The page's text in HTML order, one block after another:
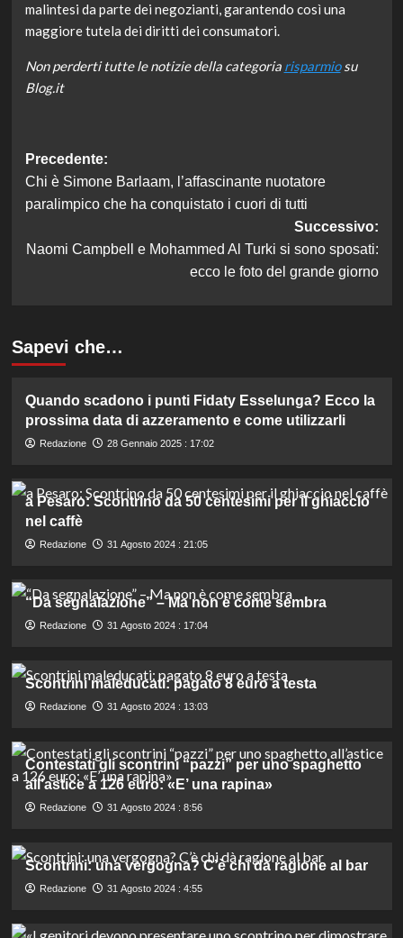
malintesi da parte dei negozianti, garantendo così una
maggiore tutela dei diritti dei consumatori.
Non perderti tutte le notizie della categoria risparmiosu
Blog.it
Navigazione
articolo
Precedente:
Chi è Simone Barlaam, l’affascinante nuotatore
paralimpico che ha conquistato i cuori di tutti
Successivo:
Naomi Campbell e Mohammed Al Turki si sono sposati:
ecco le foto del grande giorno
Sapevi che…
Quando scadono i punti Fidaty Esselunga? Ecco la
prossima data di azzeramento e come utilizzarli
Redazione 28 Gennaio 2025 : 17:02
a Pesaro: Scontrino da 50 centesimi per il ghiaccio
nel caffè
Redazione 31 Agosto 2024 : 21:05
“Da segnalazione” – Ma non è come sembra
Redazione 31 Agosto 2024 : 17:04
Scontrini maleducati: pagato 8 euro a testa
Redazione 31 Agosto 2024 : 13:03
Contestati gli scontrini “pazzi” per uno spaghetto
all’astice a 126 euro: «E’ una rapina»
Redazione 31 Agosto 2024 : 8:56
Scontrini: una vergogna? C’è chi dà ragione al bar
Redazione 31 Agosto 2024 : 4:55